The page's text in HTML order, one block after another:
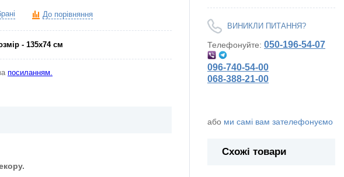
До порівняння
- 135х74 см
посиланням.
ВИНИКЛИ ПИТАННЯ?
Телефонуйте: 050-196-54-07
096-740-54-00
068-388-21-00
або ми самі вам зателефонуємо
Схожі товари